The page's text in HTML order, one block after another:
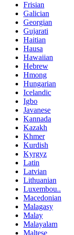
Frisian
Galician
Georgian
Gujarati
Haitian
Hausa
Hawaiian
Hebrew
Hmong
Hungarian
Icelandic
Igbo
Javanese
Kannada
Kazakh
Khmer
Kurdish
Kyrgyz
Latin
Latvian
Lithuanian
Luxembou..
Macedonian
Malagasy
Malay
Malayalam
Maltese